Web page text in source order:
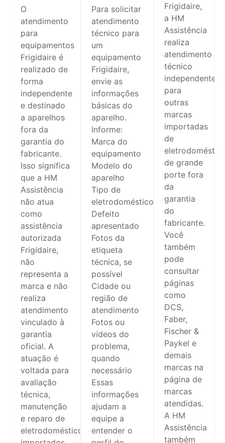
O
atendimento
para
equipamentos
Frigidaire é
realizado de
forma
independente
e destinado
a aparelhos
fora da
garantia do
fabricante.
Isso significa
que a HM
Assistência
não atua
como
assistência
autorizada
Frigidaire,
não
representa a
marca e não
realiza
atendimento
vinculado à
garantia
oficial. A
atuação é
voltada para
avaliação
técnica,
manutenção
e reparo de
eletrodomésticos
Para solicitar
atendimento
técnico para
um
equipamento
Frigidaire,
envie as
informações
básicas do
aparelho.
Informe:
Marca do
equipamento
Modelo do
aparelho
Tipo de
eletrodoméstico
Defeito
apresentado
Fotos da
etiqueta
técnica, se
possível
Cidade ou
região de
atendimento
Fotos ou
vídeos do
problema,
quando
necessário
Essas
informações
ajudam a
equipe a
entender o
Frigidaire,
a HM
Assistência
realiza
atendimento
técnico
independente
para
outras
marcas
importadas
de
de grande
porte fora
da
garantia
do
fabricante.
Você
também
pode
consultar
páginas
como
DCS,
Faber,
Fischer &
Paykel e
demais
marcas na
página de
marcas
atendidas.
A HM
Assistência
também